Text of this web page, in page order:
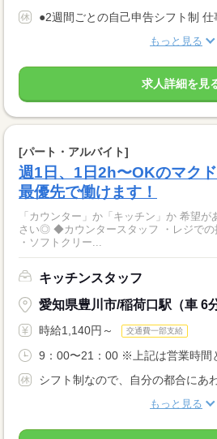
●2週間ごとの自己申告シフト制 仕
もっと見る
求人詳細を見
[パート・アルバイト]
週1日、1日2h〜OKのマク
最優先で働けます！
「カウンター」か「キッチン」か 希望
さい◎ ◆カウンタースタッフ ・レジでの接客、注文 ・ドリンク作り
・ソフトクリー...
キッチンスタッフ
愛知県豊川市/稲荷口駅（車 6分
時給1,140円～ 交通費一部支給
9：00〜21：00 ※上記は営業時間
シフト制なので、自分の都合にあ
もっと見る